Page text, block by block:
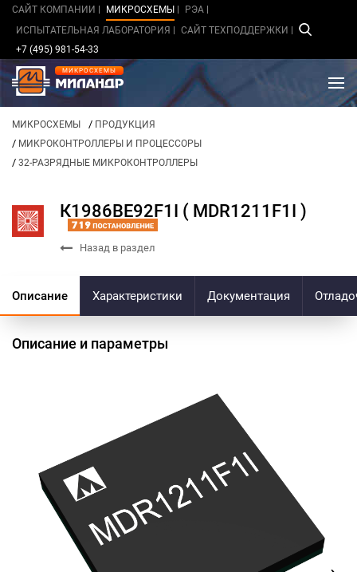
САЙТ КОМПАНИИ МИКРОСХЕМЫ
РЭА
ИСПЫТАТЕЛЬНАЯ ЛАБОРАТОРИЯ
САЙТ ТЕХПОДДЕРЖКИ
+7 (495) 981-54-33
МИКРОСХЕМЫ
МИКРОСХЕМЫ / ПРОДУКЦИЯ
/ МИКРОКОНТРОЛЛЕРЫ И ПРОЦЕССОРЫ
/ 32-РАЗРЯДНЫЕ МИКРОКОНТРОЛЛЕРЫ
К1986ВЕ92F1I ( MDR1211F1I )
Назад в раздел
Описание Характеристики Документация
Описание и параметры